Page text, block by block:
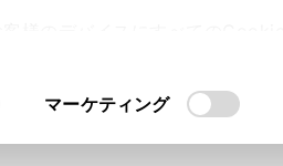
マーケティング